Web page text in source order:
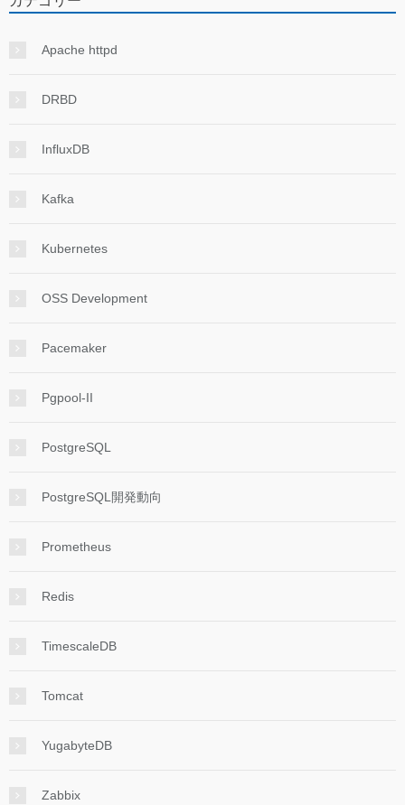
Apache httpd
DRBD
InfluxDB
Kafka
Kubernetes
OSS Development
Pacemaker
Pgpool-II
PostgreSQL
PostgreSQL開発動向
Prometheus
Redis
TimescaleDB
Tomcat
YugabyteDB
Zabbix